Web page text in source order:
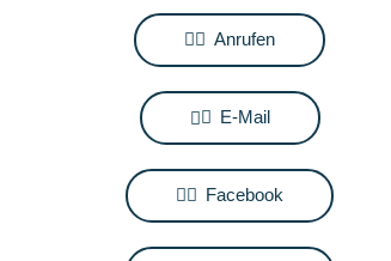
Anrufen
E-Mail
Facebook